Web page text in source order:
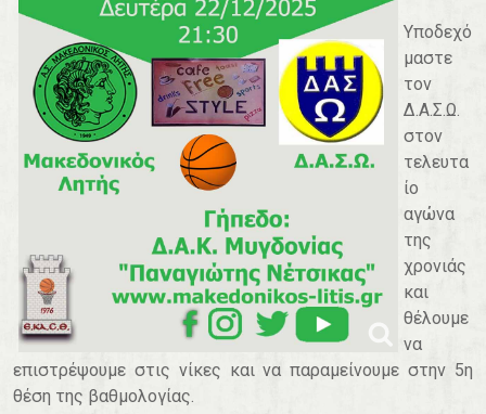
Υποδεχό
μαστε
τον
Δ.Α.Σ.Ω.
στον
τελευτα
ίο
αγώνα
της
χρονιάς
και
θέλουμε
να
επιστρέψουμε στις νίκες και να παραμείνουμε στην 5η
θέση της βαθμολογίας.